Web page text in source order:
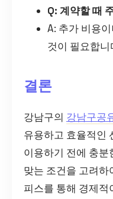
Q: 계약할 때
A: 추가 비용
것이 필요합니
결론
강남구의 강남구공
유용하고 효율적인
이용하기 전에 충분
맞는 조건을 고려하
피스를 통해 경제적